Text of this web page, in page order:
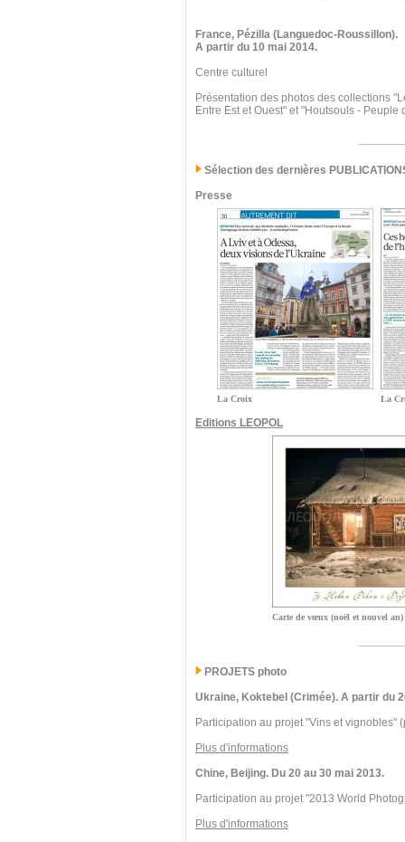
France, Pézilla (Languedoc-Roussillon).
A partir du 10 mai 2014.
Centre culturel
Présentation des photos des collections
Entre Est et Ouest" et "Houtsouls - Peuple
Sélection des dernières
Presse
La Croix La
Editions LEOPOL
Carte de vœux (noël et nouvel an)
PROJETS photo
Ukraine, Koktebel (Crimée). A partir du
Participation au projet "Vins et vignobles"
Plus d'informations
Chine, Beijing. Du 20 au 30 mai 2013.
Participation au projet "2013 World
Plus d'informations